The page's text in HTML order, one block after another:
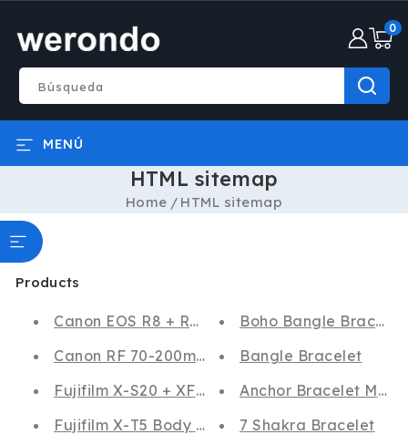
IR
AL CONTENIDO
Búsqueda
0
MENÚ
HTML sitemap
Home HTML sitemap
Products
Canon EOS R8 + RF 24-50mm F4.5-6.3 IS STM
Canon RF 70-200mm f/4 L IS USM
Fujifilm X-S20 + XF 18-55mm f/2,8-4 R LM OIS
Fujifilm X-T5 Body Silver
Boho Bangle Bracelet
Bangle Bracelet
Anchor Bracelet Mens
7 Shakra Bracelet